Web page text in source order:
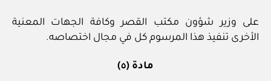
على وزير شؤون مكتب القصر وكافة الجهات المعنية
الأخرى تنفيذ هذا المرسوم كل في مجال اختصاصه.
مادة (٥)